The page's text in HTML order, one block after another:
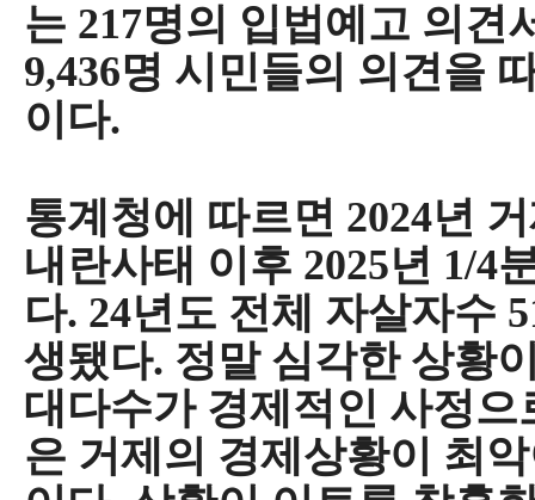
는 217명의 입법예고 의견
9,436명 시민들의 의견을
이다.
통계청에 따르면 2024년
내란사태 이후 2025년 1/4
다. 24년도 전체 자살자수
생됐다. 정말 심각한 상황
대다수가 경제적인 사정
은 거제의 경제상황이 최